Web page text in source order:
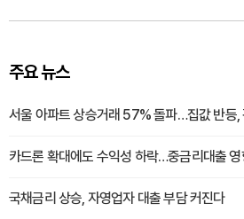
주요 뉴스
서울 아파트 상승거래 57% 돌파…집값 반등,
카드론 확대에도 수익성 하락…중금리대출 영
국채금리 상승, 자영업자 대출 부담 커진다